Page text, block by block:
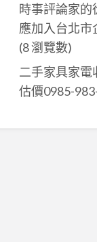
時事評論家的
應加入台北市
(8 瀏覽數)
二手家具家電
估價0985-